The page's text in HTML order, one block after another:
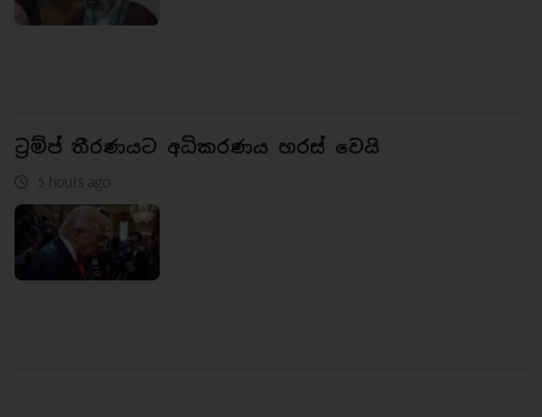
ට්‍රම්ප් තීරණයට අධිකරණය හරස් වෙයි
5 hours ago